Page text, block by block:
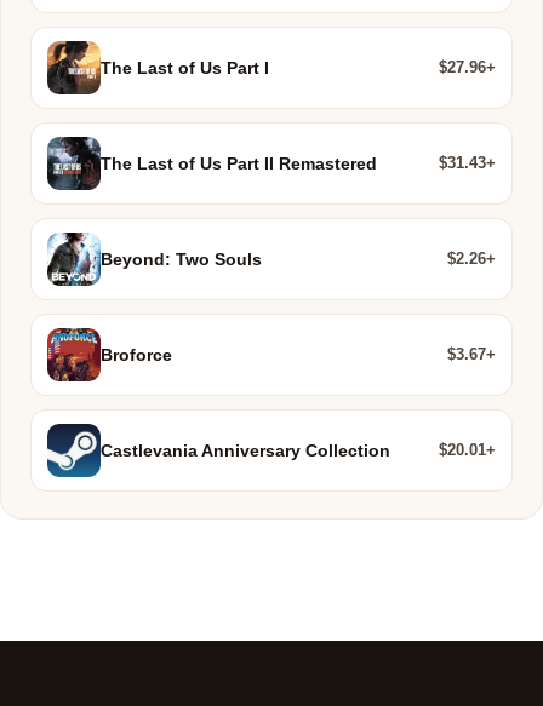
The Last of Us Part I $27.96+
The Last of Us Part II Remastered $31.43+
Beyond: Two Souls $2.26+
Broforce $3.67+
Castlevania Anniversary Collection $20.01+